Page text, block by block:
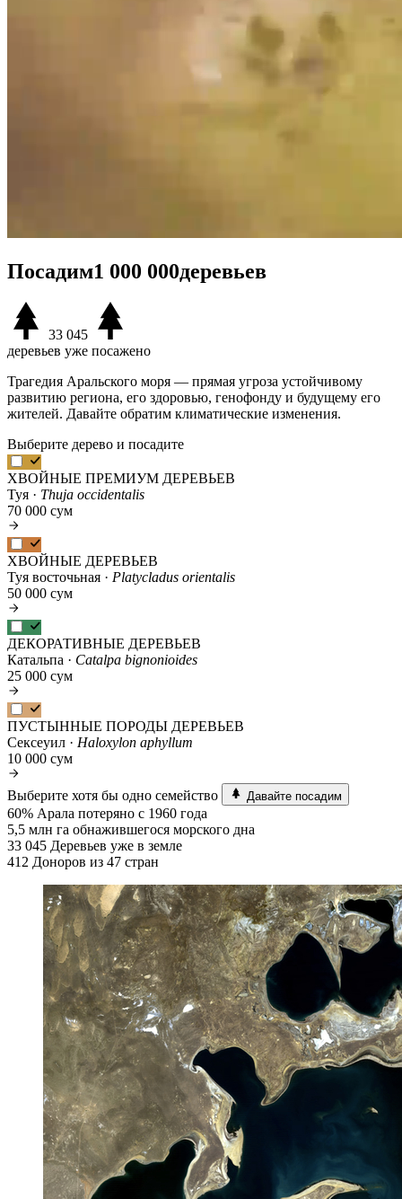
Посадим1 000 000деревьев
33 045
деревьев уже посажено
Трагедия Аральского моря — прямая угроза устойчивому
развитию региона, его здоровью, генофонду и будущему его
жителей. Давайте обратим климатические изменения.
Выберите дерево и посадите
ХВОЙНЫЕ ПРЕМИУМ ДЕРЕВЬЕВ
Туя · Thuja occidentalis
70 000 сум
ХВОЙНЫЕ ДЕРЕВЬЕВ
Туя восточьная · Platycladus orientalis
50 000 сум
ДЕКОРАТИВНЫЕ ДЕРЕВЬЕВ
Катальпа · Catalpa bignonioides
25 000 сум
ПУСТЫННЫЕ ПОРОДЫ ДЕРЕВЬЕВ
Сексеуил · Haloxylon aphyllum
10 000 сум
Выберите хотя бы одно семейство Давайте посадим
60% Арала потеряно с 1960 года
5,5 млн га обнажившегося морского дна
33 045 Деревьев уже в земле
412 Доноров из 47 стран